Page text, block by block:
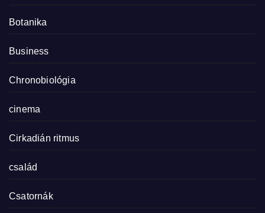
Botanika
Business
Chronobiológia
cinema
Cirkadián ritmus
család
Csatornák